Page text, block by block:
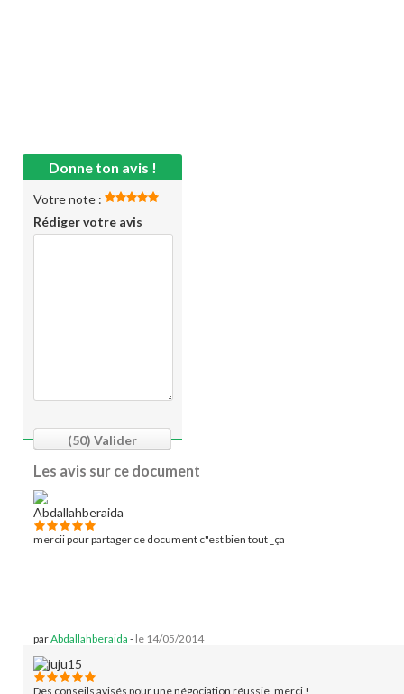
Donne ton avis !
Votre note :
Rédiger votre avis
(50) Valider
Les avis sur ce document
mercii pour partager ce document c"est bien tout _ça
parAbdallahberaida - le 14/05/2014
Des conseils avisés pour une négociation réussie, merci !